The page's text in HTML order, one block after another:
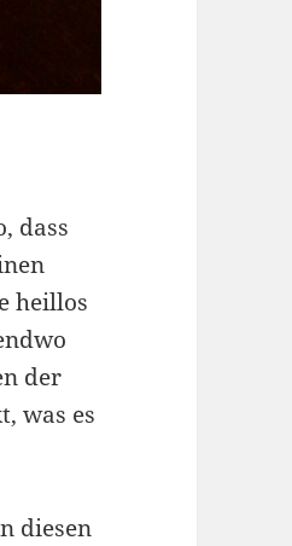
dass
heillos
der
was es
diesen